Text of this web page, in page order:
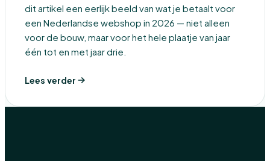
dit artikel een eerlijk beeld van wat je betaalt voor
een Nederlandse webshop in 2026 — niet alleen
voor de bouw, maar voor het hele plaatje van jaar
één tot en met jaar drie.
Lees verder